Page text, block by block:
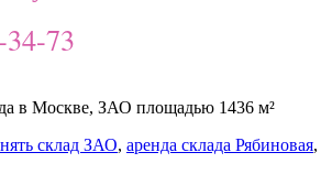
73
в Москве, ЗАО площадью 1436 м²
склад ЗАО, аренда склада Рябиновая,